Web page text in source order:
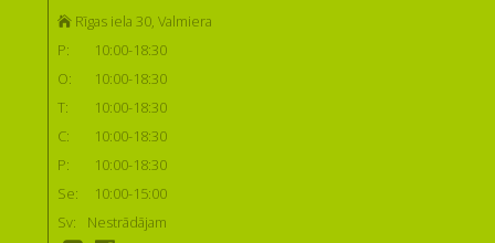
Rīgas iela 30, Valmiera
P:
10:00-18:30
O:
10:00-18:30
T:
10:00-18:30
C:
10:00-18:30
P:
10:00-18:30
Se:
10:00-15:00
Sv:
Nestrādājam